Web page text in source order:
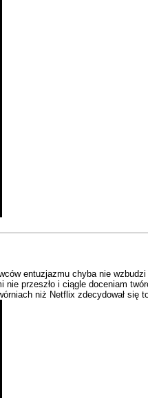
entuzjazmu chyba nie
przeszło i ciągle doceniam
niż Netflix zdecydował się